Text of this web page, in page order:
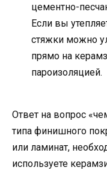
цементно-
Если вы
стяжки можно
прямо на
пароизоляцией.
Ответ на вопрос
типа финишного
или ламинат,
используете